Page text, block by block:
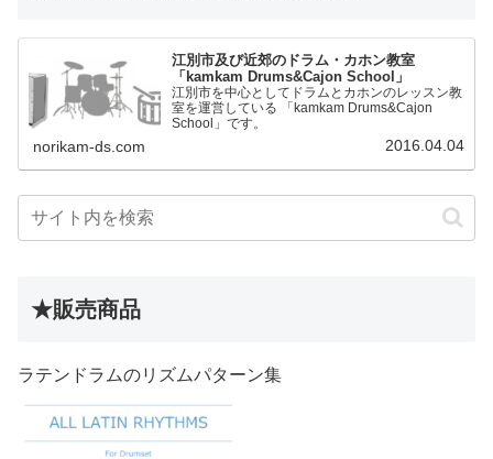
江別市及び近郊のドラム・カホン教室
「kamkam Drums&Cajon School」
江別市を中心としてドラムとカホンのレッスン教
室を運営している 「kamkam Drums&Cajon
School」です。
norikam-ds.com 2016.04.04
★販売商品
ラテンドラムのリズムパターン集